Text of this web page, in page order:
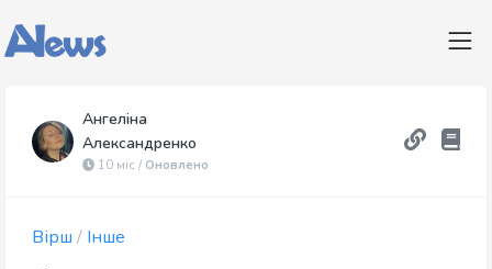
Ангеліна
Александренко
10 міс / Оновлено
Вірш / Інше